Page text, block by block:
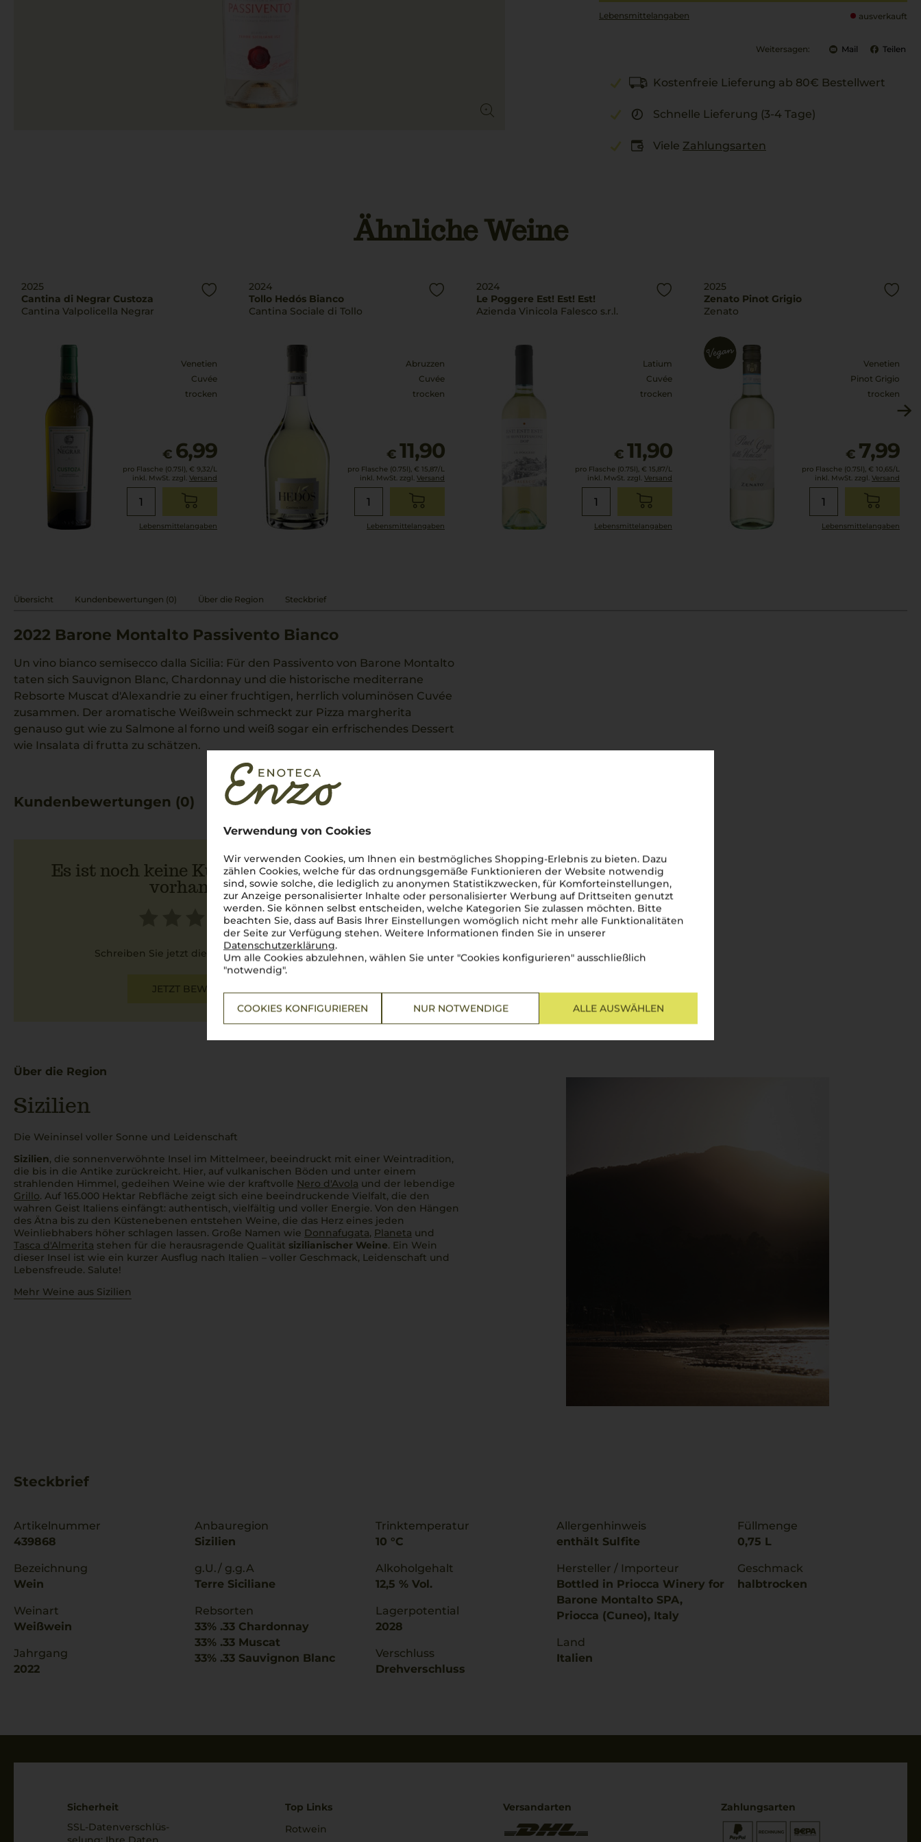
Verwendung von Cookies
Wir verwenden Cookies, um Ihnen ein bestmögliches Shopping-Erlebnis zu bieten. Dazu
zählen Cookies, welche für das ordnungsgemäße Funktionieren der Website notwendig
sind, sowie solche, die lediglich zu anonymen Statistikzwecken, für Komforteinstellungen,
zur Anzeige personalisierter Inhalte oder personalisierter Werbung auf Drittseiten genutzt
werden. Sie können selbst entscheiden, welche Kategorien Sie zulassen möchten. Bitte
beachten Sie, dass auf Basis Ihrer Einstellungen womöglich nicht mehr alle Funktionalitäten
der Seite zur Verfügung stehen. Weitere Informationen finden Sie in unserer
Datenschutzerklärung.
Um alle Cookies abzulehnen, wählen Sie unter "Cookies konfigurieren" ausschließlich
"notwendig".
COOKIES KONFIGURIEREN NUR NOTWENDIGE ALLE AUSWÄHLEN
Lebensmittel­angaben ausverkauft
Weitersagen: Mail Teilen
Kostenfreie Lieferung ab 80€ Bestellwert
Schnelle Lieferung (3-4 Tage)
Viele Zahlungsarten
Ähnliche Weine
2025
Cantina di Negrar Custoza
Cantina Valpolicella Negrar
Venetien
Cuvée
trocken
€ 6,99
pro Flasche (0.75l), € 9,32/L
inkl. MwSt. zzgl. Versand
Lebensmittel­angaben
2024
Tollo Hedós Bianco
Cantina Sociale di Tollo
Abruzzen
Cuvée
trocken
€ 11,90
pro Flasche (0.75l), € 15,87/L
inkl. MwSt. zzgl. Versand
Lebensmittel­angaben
2024
Le Poggere Est! Est! Est!
Azienda Vinicola Falesco s.r.l.
Latium
Cuvée
trocken
€ 11,90
pro Flasche (0.75l), € 15,87/L
inkl. MwSt. zzgl. Versand
Lebensmittel­angaben
2025
Zenato Pinot Grigio
Zenato
Venetien
Pinot Grigio
trocken
€ 7,99
pro Flasche (0.75l), € 10,65/L
inkl. MwSt. zzgl. Versand
Lebensmittel­angaben
Übersicht Kundenbewertungen (0) Über die Region Steckbrief
2022 Barone Montalto Passivento Bianco
Un vino bianco semisecco dalla Sicilia: Für den Passivento von Barone Montalto
taten sich Sauvignon Blanc, Chardonnay und die historische mediterrane
Rebsorte Muscat d'Alexandrie zu einer fruchtigen, herrlich voluminösen Cuvée
zusammen. Der aromatische Weißwein schmeckt zur Pizza margherita
genauso gut wie zu Salmone al forno und weiß sogar ein erfrischendes Dessert
wie Insalata di frutta zu schätzen.
Kundenbewertungen (0)
Es ist noch keine Kundenbewertung
vorhanden.
Schreiben Sie jetzt die erste Bewertung!
JETZT BEWERTEN
Über die Region
Sizilien
Die Weininsel voller Sonne und Leidenschaft
Sizilien, die sonnenverwöhnte Insel im Mittelmeer, beeindruckt mit einer Weintradition,
die bis in die Antike zurückreicht. Hier, auf vulkanischen Böden und unter einem
strahlenden Himmel, gedeihen Weine wie der kraftvolle Nero d'Avola und der lebendige
Grillo. Auf 165.000 Hektar Rebfläche zeigt sich eine beeindruckende Vielfalt, die den
wahren Geist Italiens einfängt: authentisch, vielfältig und voller Energie. Von den Hängen
des Ätna bis zu den Küstenebenen entstehen Weine, die das Herz eines jeden
Weinliebhabers höher schlagen lassen. Große Namen wie Donnafugata, Planeta und
Tasca d'Almerita stehen für die herausragende Qualität sizilianischer Weine. Ein Wein
dieser Insel ist wie ein kurzer Ausflug nach Italien – voller Geschmack, Leidenschaft und
Lebensfreude. Salute!
Mehr Weine aus Sizilien
Steckbrief
Artikelnummer
439868
Bezeichnung
Wein
Weinart
Weißwein
Jahrgang
2022
Anbauregion
Sizilien
g.U./ g.g.A
Terre Siciliane
Rebsorten
33% .33 Chardonnay
33% .33 Muscat
33% .33 Sauvignon Blanc
Trinktemperatur
10 °C
Alkoholgehalt
12,5 % Vol.
Lagerpotential
2028
Verschluss
Drehverschluss
Allergenhinweis
enthält Sulfite
Hersteller / Importeur
Bottled in Priocca Winery for
Barone Montalto SPA,
Priocca (Cuneo), Italy
Land
Italien
Füllmenge
0,75 L
Geschmack
halbtrocken
Sicherheit
SSL-Daten­verschlüs­
Top Links
Rotwein
Versandarten Zahlungsarten